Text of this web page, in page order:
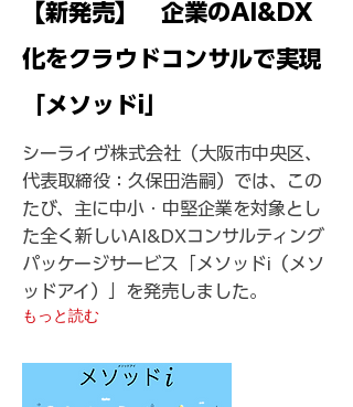
【新発売】 企業のAI&DX
化をクラウドコンサルで実現
「メソッドi」
シーライヴ株式会社（大阪市中央区、
代表取締役：久保田浩嗣）では、この
たび、主に中小・中堅企業を対象とし
た全く新しいAI&DXコンサルティング
パッケージサービス「メソッドi（メソ
ッドアイ）」を発売しました。
もっと読む